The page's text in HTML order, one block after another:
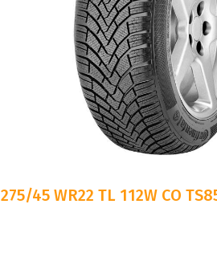
275/45 WR22 TL 112W CO